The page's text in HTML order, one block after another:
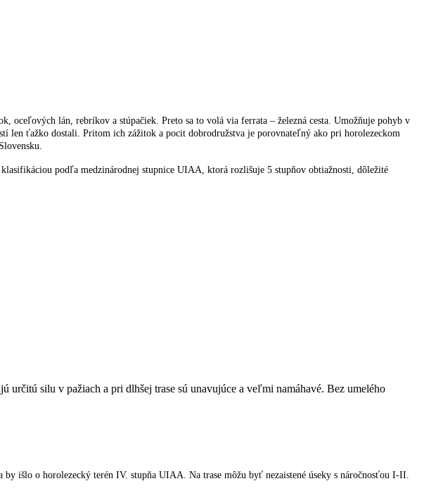
oceľových lán, rebríkov a stúpačiek. Preto sa to volá via ferrata – železná cesta. Umožňuje pohyb v
len ťažko dostali. Pritom ich zážitok a pocit dobrodružstva je porovnateľný ako pri horolezeckom
podľa medzinárodnej stupnice UIAA, ktorá rozlišuje 5 stupňov obtiažnosti, dôležité
určitú silu v pažiach a pri dlhšej trase sú unavujúce a veľmi namáhavé. Bez umelého
išlo o horolezecký terén IV. stupňa UIAA. Na trase môžu byť nezaistené úseky s náročnosťou I-II.